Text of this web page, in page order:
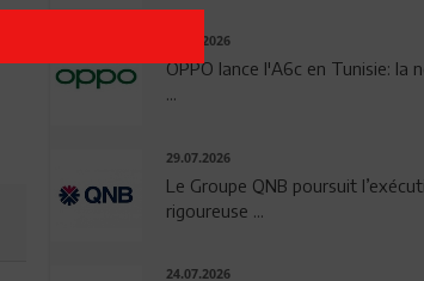
04.08.2026
OPPO lance l'A6c en Tunisie: la
...
29.07.2026
Le Groupe QNB poursuit
rigoureuse ...
24.07.2026